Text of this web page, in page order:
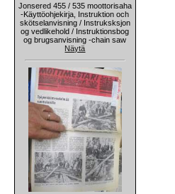
Jonsered 455 / 535 moottorisaha
-Käyttöohjekirja, Instruktion och
skötselanvisning / Instruksksjon
og vedlikehold / Instruktionsbog
og brugsanvisning -chain saw
Näytä